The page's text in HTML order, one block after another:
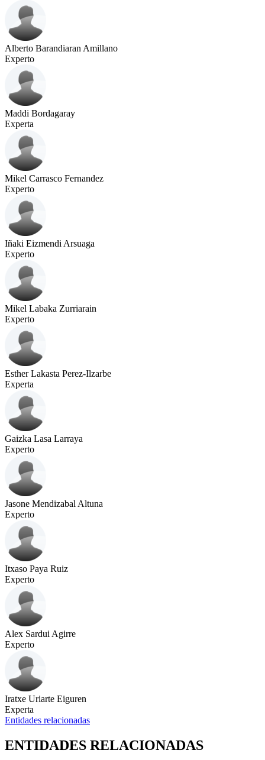
Alberto Barandiaran Amillano
Experto
Maddi Bordagaray
Experta
Mikel Carrasco Fernandez
Experto
Iñaki Eizmendi Arsuaga
Experto
Mikel Labaka Zurriarain
Experto
Esther Lakasta Perez-Ilzarbe
Experta
Gaizka Lasa Larraya
Experto
Jasone Mendizabal Altuna
Experto
Itxaso Paya Ruiz
Experto
Alex Sardui Agirre
Experto
Iratxe Uriarte Eiguren
Experta
Entidades relacionadas
ENTIDADES RELACIONADAS